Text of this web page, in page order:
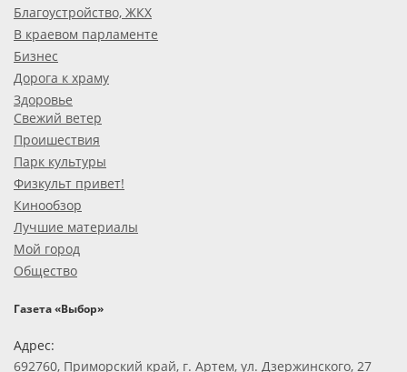
Благоустройство, ЖКХ
В краевом парламенте
Бизнес
Дорога к храму
Здоровье
Свежий ветер
Проишествия
Парк культуры
Физкульт привет!
Кинообзор
Лучшие материалы
Мой город
Общество
Газета «Выбор»
Адрес:
692760, Приморский край, г. Артем, ул. Дзержинского, 27